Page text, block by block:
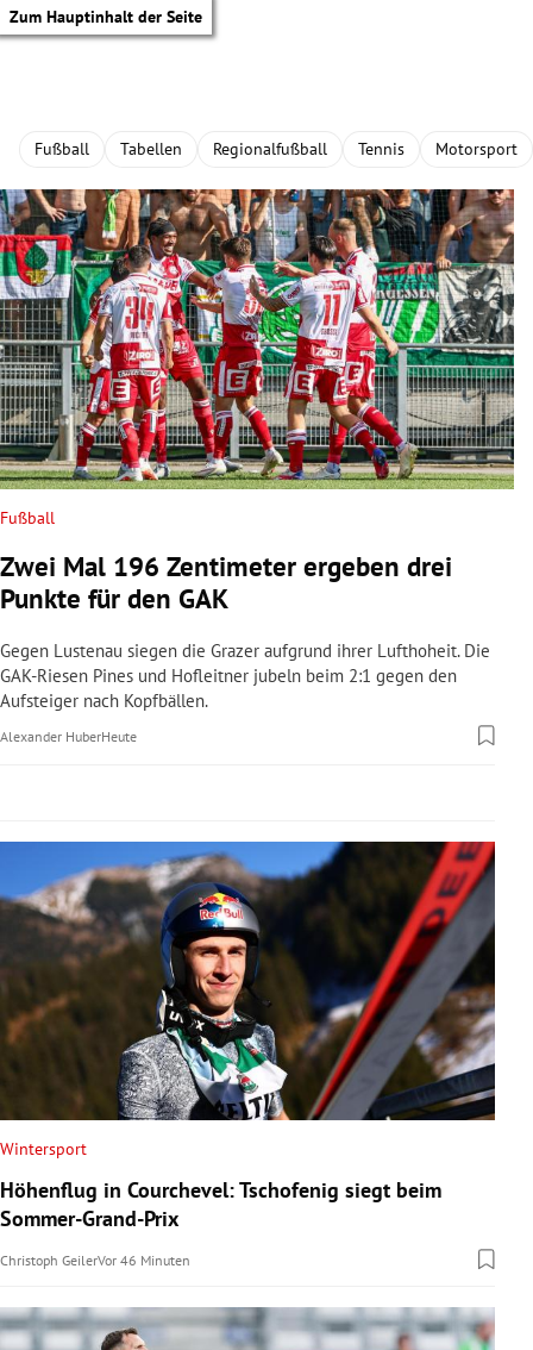
Zum Hauptinhalt der Seite
Untermenü
Untermenü
Untermenü
Untermenü
Untermenü
Untermenü
Untermenü
Untermenü
Fußball Tabellen Regionalfußball Tennis Motorsport
Fußball
Zwei Mal 196 Zentimeter ergeben drei
Punkte für den GAK
Gegen Lustenau siegen die Grazer aufgrund ihrer Lufthoheit. Die
GAK-Riesen Pines und Hofleitner jubeln beim 2:1 gegen den
Aufsteiger nach Kopfbällen.
Alexander HuberHeute
Wintersport
Höhenflug in Courchevel: Tschofenig siegt beim
Sommer-Grand-Prix
Christoph GeilerVor 46 Minuten